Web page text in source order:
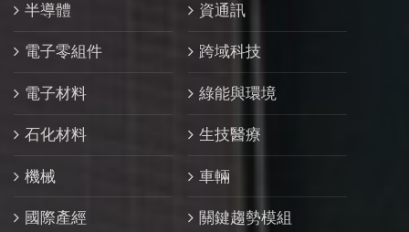
半導體 資通訊
電子零組件 跨域科技
電子材料 綠能與環境
石化材料 生技醫療
機械 車輛
國際產經 關鍵趨勢模組